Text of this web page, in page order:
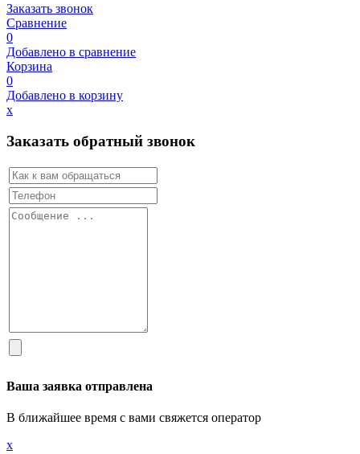
Заказать звонок
Сравнение
0
Добавлено в сравнение
Корзина
0
Добавлено в корзину
х
Заказать обратный звонок
Ваша заявка отправлена
В ближайшее время с вами свяжется оператор
х